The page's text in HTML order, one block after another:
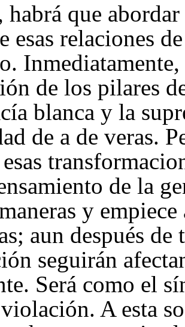
habrá que abordar
esas relaciones
de los pilares
blanca y la
de a de veras.
de la
y
aun después
seguirán
Será como el
A esta